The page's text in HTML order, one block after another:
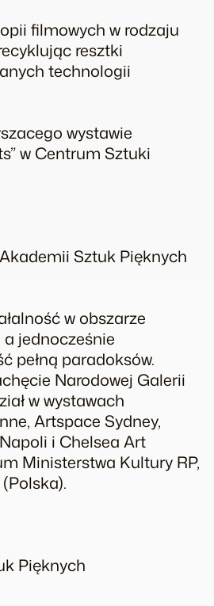
filmowych w rodzaju
resztki
technologii
wystawie
w Centrum Sztuki
Sztuk Pięknych
w obszarze
jednocześnie
pełną paradoksów.
Narodowej Galerii
w wystawach
Artspace Sydney,
i Chelsea Art
Ministerstwa Kultury RP,
Pięknych